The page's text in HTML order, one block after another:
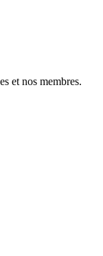
et nos membres.